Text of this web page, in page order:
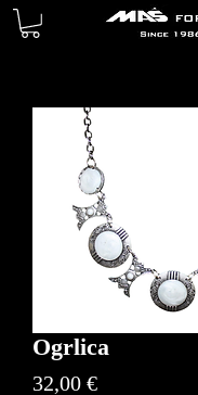
Ogrlica
32,00 €Price